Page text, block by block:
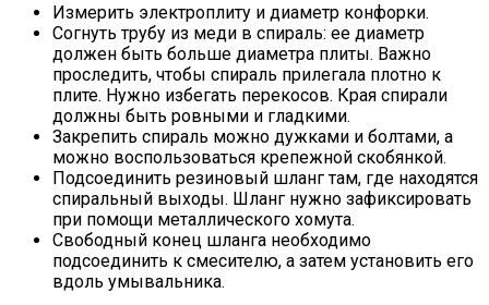
Измерить электроплиту и диаметр конфорки.
Согнуть трубу из меди в спираль: ее диаметр
должен быть больше диаметра плиты. Важно
проследить, чтобы спираль прилегала плотно к
плите. Нужно избегать перекосов. Края спирали
должны быть ровными и гладкими.
Закрепить спираль можно дужками и болтами, а
можно воспользоваться крепежной скобянкой.
Подсоединить резиновый шланг там, где находятся
спиральный выходы. Шланг нужно зафиксировать
при помощи металлического хомута.
Свободный конец шланга необходимо
подсоединить к смесителю, а затем установить его
вдоль умывальника.